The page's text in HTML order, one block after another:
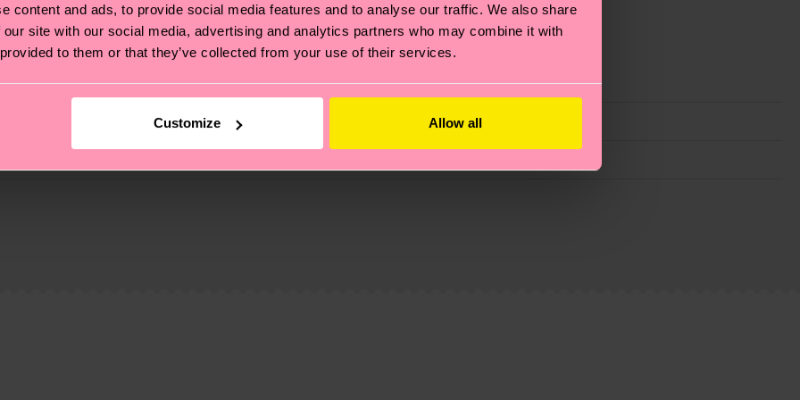
content and ads, to provide social media features and to analyse our traffic. We also share
site with our social media, advertising and analytics partners who may combine it with
to them or that they’ve collected from your use of their services.
Customize Allow all
trata de elegir el camino ético, pisar ligero para el planeta, mimar tus calcetines y un montón de cosas